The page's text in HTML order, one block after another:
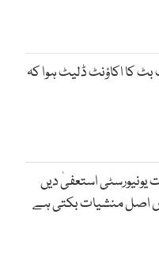
بٹ کا اکاؤنٹ ڈلیٹ ہوا کہ
یونیورسٹی استعفیٰ دیں
اصل منشیات بکتی ہے